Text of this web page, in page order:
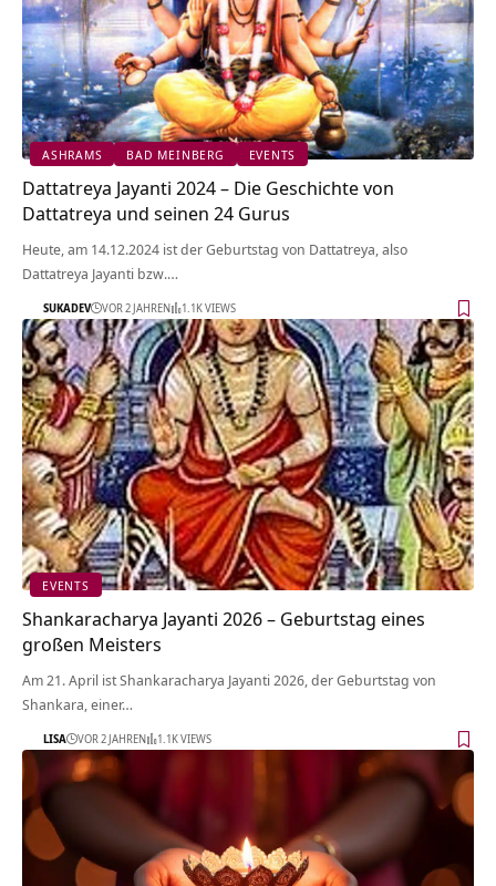
ASHRAMS BAD MEINBERG EVENTS
Dattatreya Jayanti 2024 – Die Geschichte von
Dattatreya und seinen 24 Gurus
Heute, am 14.12.2024 ist der Geburtstag von Dattatreya, also
Dattatreya Jayanti bzw.…
SUKADEV VOR 2 JAHREN 1.1K VIEWS
EVENTS
Shankaracharya Jayanti 2026 – Geburtstag eines
großen Meisters
Am 21. April ist Shankaracharya Jayanti 2026, der Geburtstag von
Shankara, einer…
LISA VOR 2 JAHREN 1.1K VIEWS